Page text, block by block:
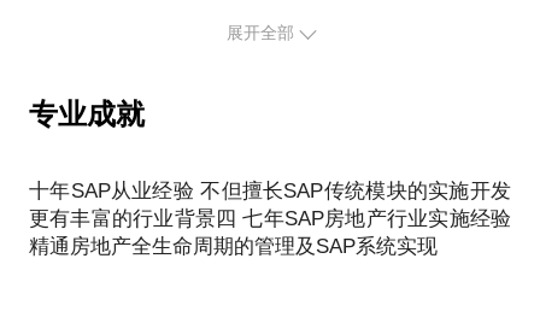
2016 中粮置地 SAP实施项目 负责系统架构 带领整个
实施及开发团队
2019 信达地产成本及招采系统实施
2020 兖矿集团 大宗商品管理系统
2021 鲁能地产 房地产信息化建设
获奖经历：
展开全部
专业成就
十年SAP从业经验 不但擅长SAP传统模块的实施开发
更有丰富的行业背景四 七年SAP房地产行业实施经验
精通房地产全生命周期的管理及SAP系统实现